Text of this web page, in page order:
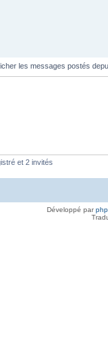
les messages postés
et 2 invités
Développé par